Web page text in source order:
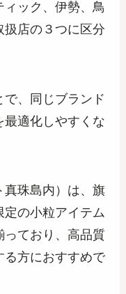
ック、伊勢、鳥
店の３つに区分
、同じブランド
最適化しやすくな
真珠島内）は、旗
の小粒アイテム
っており、高品質
る方におすすめで